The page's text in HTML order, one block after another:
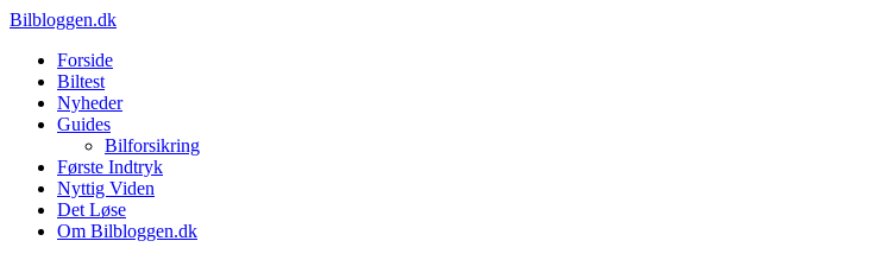
Bilbloggen.dk
Forside
Biltest
Nyheder
Guides
Bilforsikring
Første Indtryk
Nyttig Viden
Det Løse
Om Bilbloggen.dk